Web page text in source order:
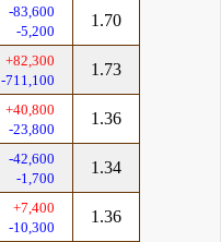
-83,600
-5,200
1.70
+82,300
-711,100
1.73
+40,800
-23,800
1.36
-42,600
-1,700
1.34
+7,400
-10,300
1.36